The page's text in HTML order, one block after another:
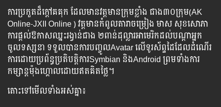
ការ​ប្រកួត​ដ៏​ក្ដៅគគុក ដែល​មាន​វត្តមាន​ក្រុម​ខ្លាំង ជាង​៣០ក្រុម(AK
Online-​JXII Online ) វត្តមាន​កំពូល​តារា​ចម្រៀង មាស សុខសោភា
ការ​ផ្ដល់​ឱកាស​ឈ្នះ​រង្វាន់​ជាង ២ពាន់​ដុល្លារ​អាមេរិក​ដល់​បណ្ដា​អ្នក​
ចូល​ទស្សនា ទទួល​បាន​ការ​បញ្ចូល​Avatar លើ​ទូរស័ព្ទ​ដៃ​ដែល​ដំណើរ
ការ​ដោយ​ប្រព័ន្ធ​ប្រតិបត្តិការ​Symbian និង​Android ព្រម​ទាំង​ការ​
កម្សាន្ត​ម៉ុងហ្គោល​ដោយ​ឥត​គិត​ថ្លៃ។
តោះ​ទៅ​មើល​​ទាំងអស់​គ្នា៖